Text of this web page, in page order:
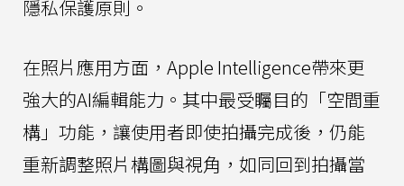
隱私保護原則。
在照片應用方面，Apple Intelligence帶來更
強大的AI編輯能力。其中最受矚目的「空間重
構」功能，讓使用者即使拍攝完成後，仍能
重新調整照片構圖與視角，如同回到拍攝當